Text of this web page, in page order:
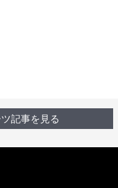
記事を見る